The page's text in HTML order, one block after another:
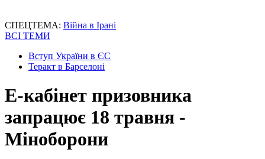
СПЕЦТЕМА: Війна в Ірані
ВСІ ТЕМИ
Вступ України в ЄС
Теракт в Барселоні
Е-кабінет призовника
запрацює 18 травня -
Міноборони